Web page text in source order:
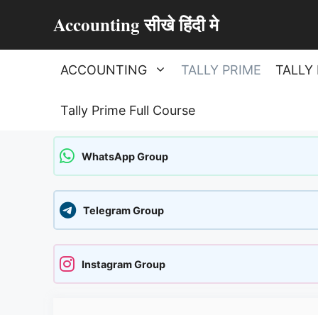
Accounting सीखे हिंदी मे
ACCOUNTING TALLY PRIME TALLY
Tally Prime Full Course
WhatsApp Group
Telegram Group
Instagram Group